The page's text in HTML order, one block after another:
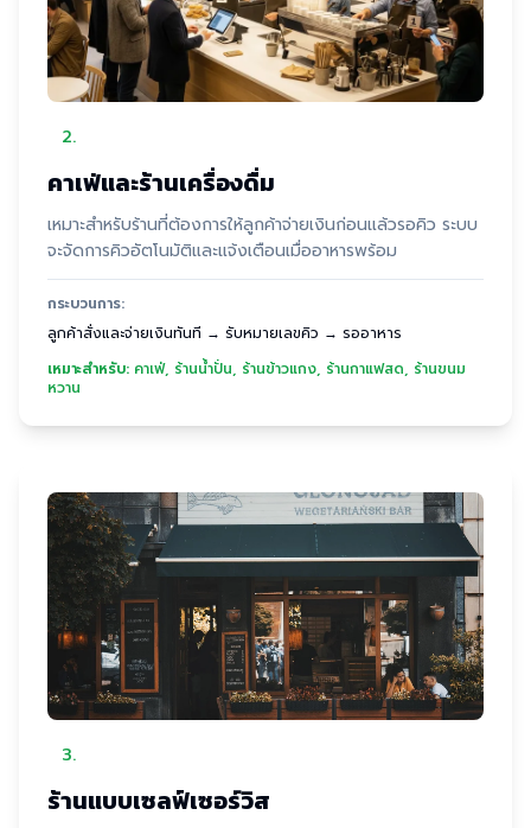
2.
คาเฟ่และร้านเครื่องดื่ม
เหมาะสำหรับร้านที่ต้องการให้ลูกค้าจ่ายเงินก่อนแล้วรอคิว ระบบ
จะจัดการคิวอัตโนมัติและแจ้งเตือนเมื่ออาหารพร้อม
กระบวนการ:
ลูกค้าสั่งและจ่ายเงินทันที → รับหมายเลขคิว → รออาหาร
เหมาะสำหรับ: คาเฟ่, ร้านน้ำปั่น, ร้านข้าวแกง, ร้านกาแฟสด, ร้านขนม
หวาน
3.
ร้านแบบเซลฟ์เซอร์วิส